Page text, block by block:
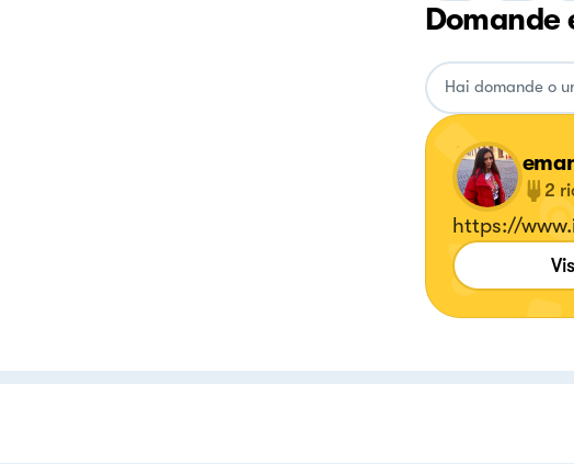
Domande
2
https://